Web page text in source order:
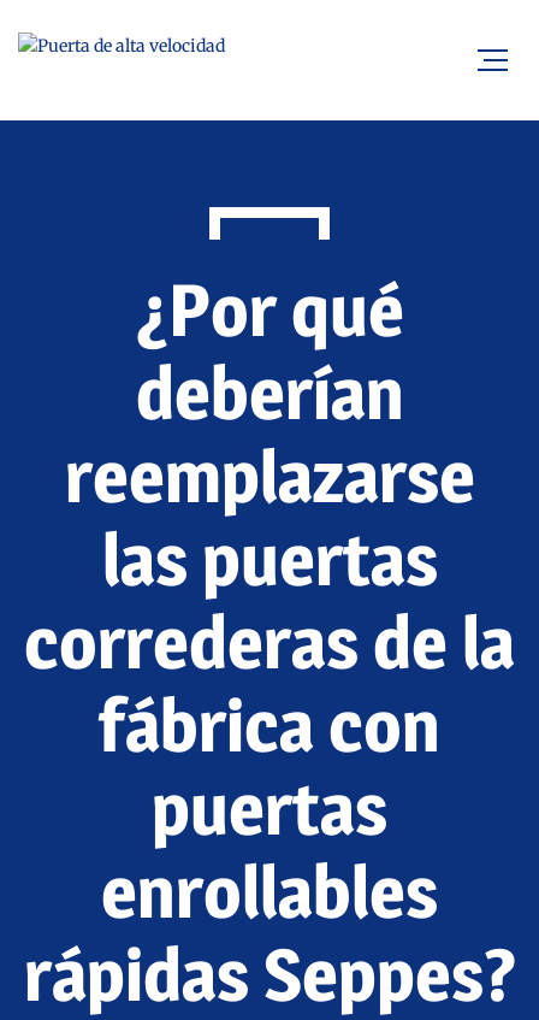
¿Por qué
deberían
reemplazarse
las puertas
correderas de la
fábrica con
puertas
enrollables
rápidas Seppes?